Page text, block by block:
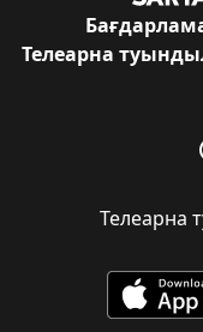
Телеарна
Телеарна